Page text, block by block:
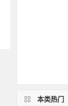
本类热门